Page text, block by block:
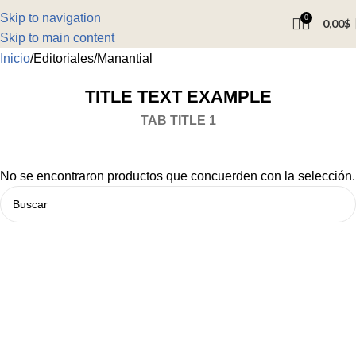
Skip to navigation
Skip to main content
0 0,00$
Inicio Editoriales Manantial
TITLE TEXT EXAMPLE
TAB TITLE 1
No se encontraron productos que concuerden con la selección.